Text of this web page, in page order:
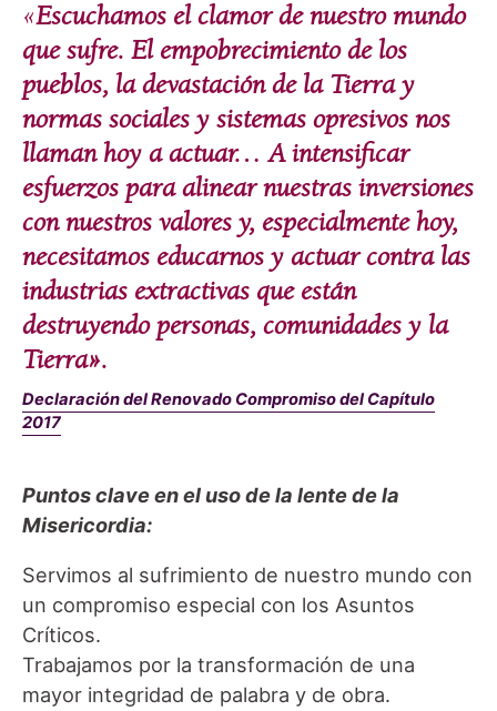
«Escuchamos el clamor de nuestro mundo
que sufre. El empobrecimiento de los
pueblos, la devastación de la Tierra y
normas sociales y sistemas opresivos nos
llaman hoy a actuar… A intensificar
esfuerzos para alinear nuestras inversiones
con nuestros valores y, especialmente hoy,
necesitamos educarnos y actuar contra las
industrias extractivas que están
destruyendo personas, comunidades y la
Tierra».
Declaración del Renovado Compromiso del Capítulo
2017
Puntos clave en el uso de la lente de la
Misericordia:
Servimos al sufrimiento de nuestro mundo con
un compromiso especial con los Asuntos
Críticos.
Trabajamos por la transformación de una
mayor integridad de palabra y de obra.